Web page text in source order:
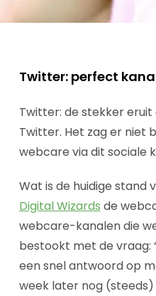
Twitter: perfect
Twitter: de stekker
Twitter. Het zag er niet
webcare via dit sociale
Wat is de huidige stand
Digital Wizards de
webcare-kanalen die
bestookt met de vraag:
een snel antwoord op
week later nog